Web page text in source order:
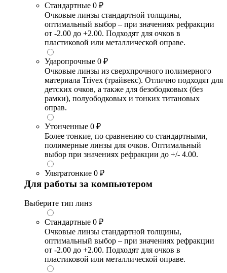
Стандартные 0 ₽
Очковые линзы стандартной толщины,
оптимальный выбор – при значениях рефракции
от -2.00 до +2.00. Подходят для очков в
пластиковой или металлической оправе.
Ударопрочные 0 ₽
Очковые линзы из сверхпрочного полимерного
материала Trivex (трайвекс). Отлично подходят для
детских очков, а также для безободковых (без
рамки), полуободковых и тонких титановых
оправ.
Утонченные 0 ₽
Более тонкие, по сравнению со стандартными,
полимерные линзы для очков. Оптимальный
выбор при значениях рефракции до +/- 4.00.
Ультратонкие 0 ₽
Для работы за компьютером
Выберите тип линз
Стандартные 0 ₽
Очковые линзы стандартной толщины,
оптимальный выбор – при значениях рефракции
от -2.00 до +2.00. Подходят для очков в
пластиковой или металлической оправе.